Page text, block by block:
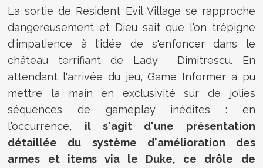
La sortie de Resident Evil Village se rapproche
dangereusement et Dieu sait que l'on trépigne
d'impatience à l'idée de s'enfoncer dans le
château terrifiant de Lady Dimitrescu. En
attendant l'arrivée du jeu, Game Informer a pu
mettre la main en exclusivité sur de jolies
séquences de gameplay inédites : en
l'occurrence, il s'agit d'une présentation
détaillée du système d'amélioration des
armes et items via le Duke, ce drôle de